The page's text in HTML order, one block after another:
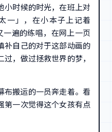
小时候的时光，在班上对
一」，在小本子上记着
一遍的练唱，在网上一页
补自己的对于这部动画的
，做过拯救世界的梦，
布搬运的一员奔走着。看
第一次觉得这个女孩有点